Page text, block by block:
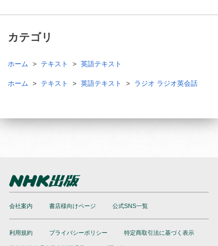
カテゴリ
ホーム テキスト 英語テキスト
ホーム テキスト 英語テキスト ラジオ ラジオ英会話
会社案内 書店様向けページ 公式SNS一覧
利用規約 プライバシーポリシー 特定商取引法に基づく表示